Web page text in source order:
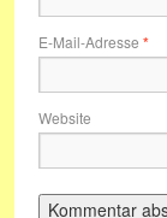
E-Mail-Adresse *
Website